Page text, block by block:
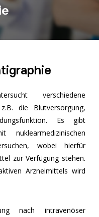
verschiedene
die Blutversorgung,
Es gibt
nuklearmedizinischen
wobei hierfür
zur Verfügung stehen.
Arzneimittels wird
nach intravenöser